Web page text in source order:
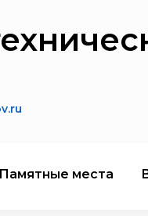
Памятные места